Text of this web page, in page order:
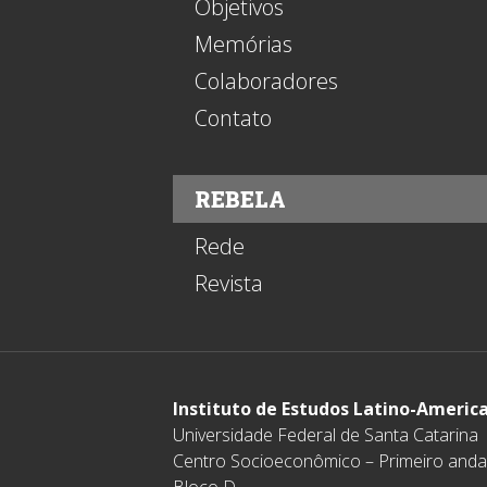
Objetivos
Memórias
Colaboradores
Contato
REBELA
Rede
Revista
Instituto de Estudos Latino-
Universidade Federal de Santa Catarina
Centro Socioeconômico – Primeiro